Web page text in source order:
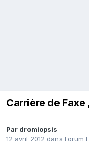
Carrière de Faxe
Par dromiopsis
12 avril 2012 dans Forum